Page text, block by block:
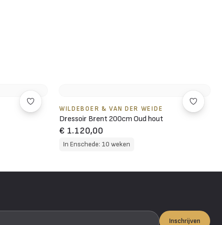
WILDEBOER & VAN DER WEIDE
Dressoir Brent 200cm Oud hout
€ 1.120,00
In Enschede: 10 weken
Inschrijven